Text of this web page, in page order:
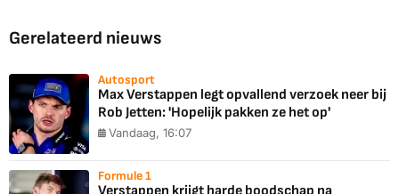
Gerelateerd nieuws
Autosport
Max Verstappen legt opvallend verzoek neer bij
Rob Jetten: 'Hopelijk pakken ze het op'
Vandaag, 16:07
Formule 1